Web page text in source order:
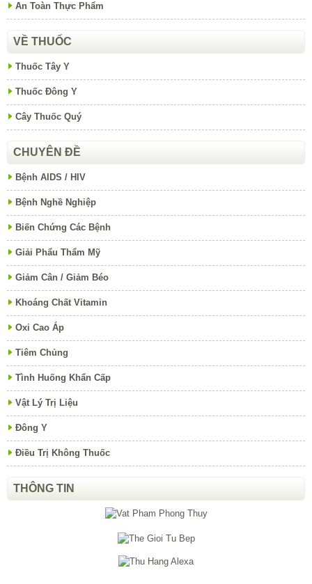
An Toàn Thực Phẩm
VỀ THUỐC
Thuốc Tây Y
Thuốc Đông Y
Cây Thuốc Quý
CHUYÊN ĐỀ
Bệnh AIDS / HIV
Bệnh Nghề Nghiệp
Biến Chứng Các Bệnh
Giải Phẩu Thẩm Mỹ
Giảm Cân / Giảm Béo
Khoáng Chất Vitamin
Oxi Cao Áp
Tiêm Chủng
Tình Huống Khẩn Cấp
Vật Lý Trị Liệu
Đông Y
Điều Trị Không Thuốc
THÔNG TIN